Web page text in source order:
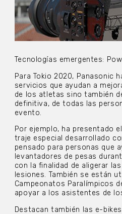
Tecnologías emergentes:
Para Tokio 2020, Panasonic
servicios que ayudan a
de los atletas sino también
definitiva, de todas las
evento.
Por ejemplo, ha presentado
traje especial desarrollado
pensado para personas que
levantadores de pesas
con la finalidad de aligerar
lesiones. También se están
Campeonatos Paralímpicos
apoyar a los asistentes de
Destacan también las e-